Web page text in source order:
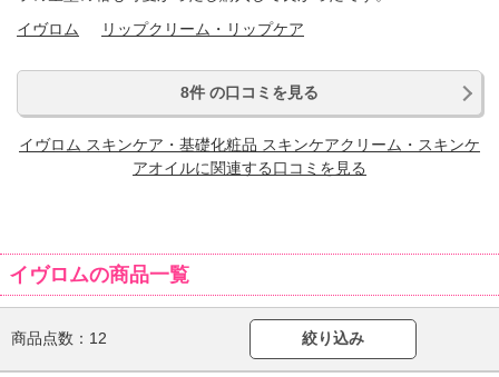
イヴロム
リップクリーム・リップケア
8件 の口コミを見る
イヴロム スキンケア・基礎化粧品 スキンケアクリーム・スキンケ
アオイルに関連する口コミを見る
イヴロムの商品一覧
商品点数： 12 絞り込み